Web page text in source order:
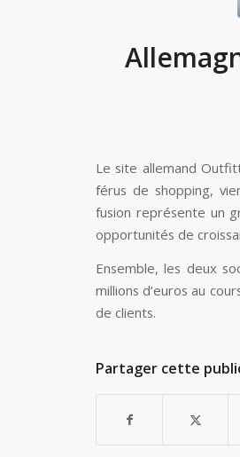
Le site allemand
férus de shopping,
fusion représente un
opportunités de
Ensemble, les deux
millions d’euros au
de clients.
Partager cette